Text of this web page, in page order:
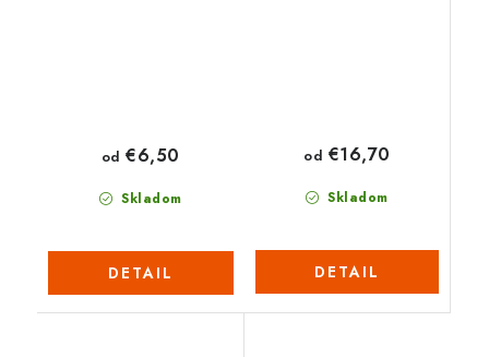
Skladom
od €6,50
DETAIL
Skladom
od €16,70
DETAIL